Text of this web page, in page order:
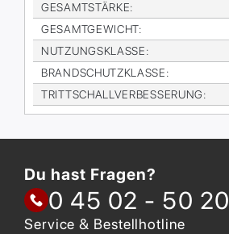
GE­SAMT­STÄR­KE:
GE­SAMT­GE­WICHT:
NUT­ZUNGS­KLAS­SE:
BRAND­SCHUTZ­KLAS­SE:
TRITT­SCHALL­VER­BES­SE­RUNG:
Du hast Fragen?
0 45 02 - 50 20
Service & Bestellhotline